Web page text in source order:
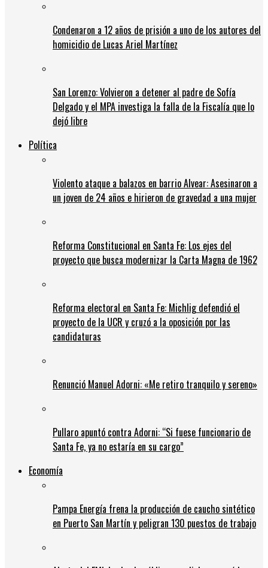
Condenaron a 12 años de prisión a uno de los autores del
homicidio de Lucas Ariel Martínez
San Lorenzo: Volvieron a detener al padre de Sofía
Delgado y el MPA investiga la falla de la Fiscalía que lo
dejó libre
Política
Violento ataque a balazos en barrio Alvear: Asesinaron a
un joven de 24 años e hirieron de gravedad a una mujer
Reforma Constitucional en Santa Fe: Los ejes del
proyecto que busca modernizar la Carta Magna de 1962
Reforma electoral en Santa Fe: Michlig defendió el
proyecto de la UCR y cruzó a la oposición por las
candidaturas
Renunció Manuel Adorni: «Me retiro tranquilo y sereno»
Pullaro apuntó contra Adorni: “Si fuese funcionario de
Santa Fe, ya no estaría en su cargo”
Economía
Pampa Energía frena la producción de caucho sintético
en Puerto San Martín y peligran 130 puestos de trabajo